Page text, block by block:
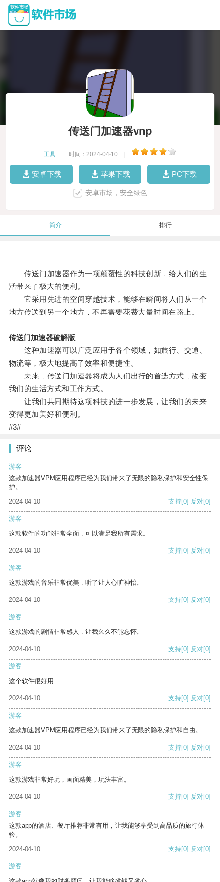
传送门加速器vnp
工具 时间：2024-04-10
安卓下载 苹果下载 PC下载
安卓市场，安全绿色
简介 排行
传送门加速器作为一项颠覆性的科技创新，给人们的生
活带来了极大的便利。
它采用先进的空间穿越技术，能够在瞬间将人们从一个
地方传送到另一个地方，不再需要花费大量时间在路上。
传送门加速器破解版
这种加速器可以广泛应用于各个领域，如旅行、交通、
物流等，极大地提高了效率和便捷性。
未来，传送门加速器将成为人们出行的首选方式，改变
我们的生活方式和工作方式。
让我们共同期待这项科技的进一步发展，让我们的未来
变得更加美好和便利。
#3#
评论
游客
这款加速器VPM应用程序已经为我们带来了无限的隐私保护和安全性保
护。
2024-04-10
支持[0] 反对[0]
游客
这款软件的功能非常全面，可以满足我所有需求。
2024-04-10 支持[0] 反对[0]
游客
这款游戏的音乐非常优美，听了让人心旷神怡。
2024-04-10 支持[0] 反对[0]
游客
这款游戏的剧情非常感人，让我久久不能忘怀。
2024-04-10 支持[0] 反对[0]
游客
这个软件很好用
2024-04-10 支持[0] 反对[0]
游客
这款加速器VPM应用程序已经为我们带来了无限的隐私保护和自由。
2024-04-10 支持[0] 反对[0]
游客
这款游戏非常好玩，画面精美，玩法丰富。
2024-04-10 支持[0] 反对[0]
游客
这款app的酒店、餐厅推荐非常有用，让我能够享受到高品质的旅行体
验。
2024-04-10
支持[0] 反对[0]
游客